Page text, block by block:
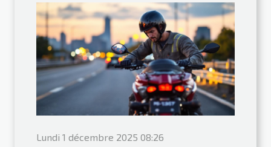
Lundi 1 décembre 2025 08:26